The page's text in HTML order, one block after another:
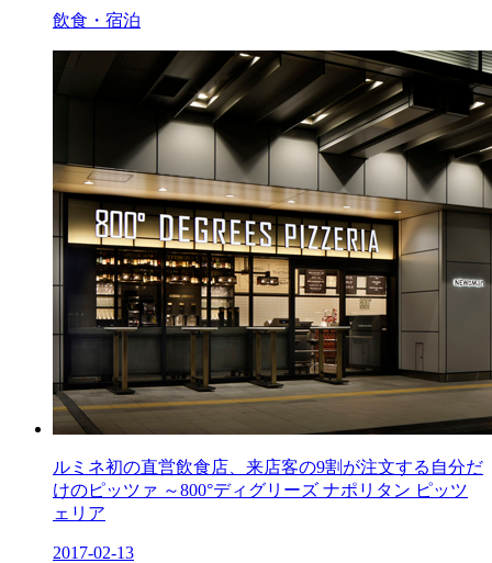
飲食・宿泊
ルミネ初の直営飲食店、来店客の9割が注文する自分だ
けのピッツァ ～800°ディグリーズ ナポリタン ピッツ
ェリア
2017-02-13